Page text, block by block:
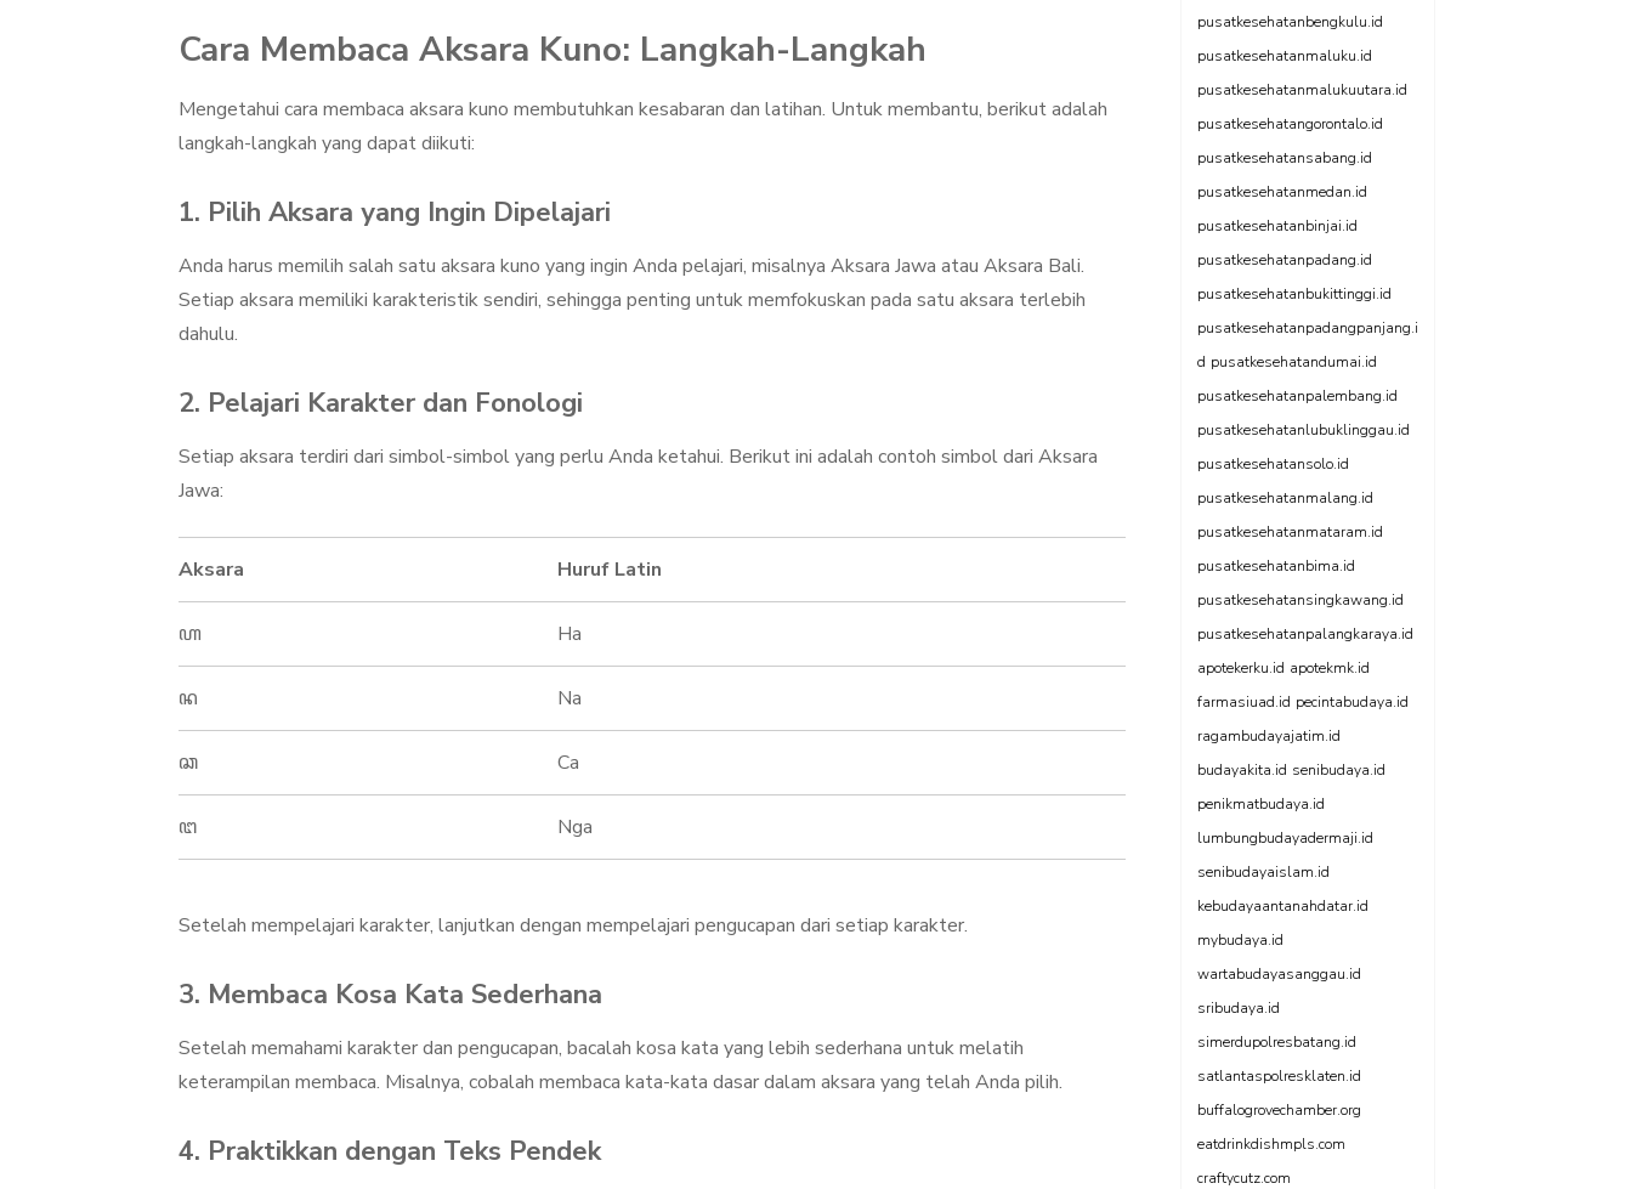
Cara Membaca Aksara Kuno: Langkah-Langkah
Mengetahui cara membaca aksara kuno membutuhkan kesabaran dan latihan. Untuk membantu, berikut adalah
langkah-langkah yang dapat diikuti:
1. Pilih Aksara yang Ingin Dipelajari
Anda harus memilih salah satu aksara kuno yang ingin Anda pelajari, misalnya Aksara Jawa atau Aksara Bali.
Setiap aksara memiliki karakteristik sendiri, sehingga penting untuk memfokuskan pada satu aksara terlebih
dahulu.
2. Pelajari Karakter dan Fonologi
Setiap aksara terdiri dari simbol-simbol yang perlu Anda ketahui. Berikut ini adalah contoh simbol dari Aksara
Jawa:
Aksara Huruf Latin
ꦲ Ha
ꦤ Na
ꦕ Ca
ꦔ Nga
Setelah mempelajari karakter, lanjutkan dengan mempelajari pengucapan dari setiap karakter.
3. Membaca Kosa Kata Sederhana
Setelah memahami karakter dan pengucapan, bacalah kosa kata yang lebih sederhana untuk melatih
keterampilan membaca. Misalnya, cobalah membaca kata-kata dasar dalam aksara yang telah Anda pilih.
4. Praktikkan dengan Teks Pendek
pusatkesehatanbengkulu.id
pusatkesehatanmaluku.id
pusatkesehatanmalukuutara.id
pusatkesehatangorontalo.id
pusatkesehatansabang.id
pusatkesehatanmedan.id
pusatkesehatanbinjai.id
pusatkesehatanpadang.id
pusatkesehatanbukittinggi.id
pusatkesehatanpadangpanjang.i
d pusatkesehatandumai.id
pusatkesehatanpalembang.id
pusatkesehatanlubuklinggau.id
pusatkesehatansolo.id
pusatkesehatanmalang.id
pusatkesehatanmataram.id
pusatkesehatanbima.id
pusatkesehatansingkawang.id
pusatkesehatanpalangkaraya.id
apotekerku.id apotekmk.id
farmasiuad.id pecintabudaya.id
ragambudayajatim.id
budayakita.id senibudaya.id
penikmatbudaya.id
lumbungbudayadermaji.id
senibudayaislam.id
kebudayaantanahdatar.id
mybudaya.id
wartabudayasanggau.id
sribudaya.id
simerdupolresbatang.id
satlantaspolresklaten.id
buffalogrovechamber.org
eatdrinkdishmpls.com
craftycutz.com